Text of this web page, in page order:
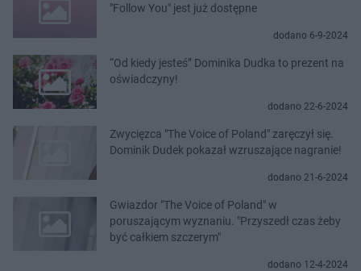
"Follow You" jest już dostępne
dodano 6-9-2024
“Od kiedy jesteś” Dominika Dudka to prezent na
oświadczyny!
dodano 22-6-2024
Zwycięzca "The Voice of Poland" zaręczył się.
Dominik Dudek pokazał wzruszające nagranie!
dodano 21-6-2024
Gwiazdor "The Voice of Poland" w
poruszającym wyznaniu. "Przyszedł czas żeby
być całkiem szczerym"
dodano 12-4-2024